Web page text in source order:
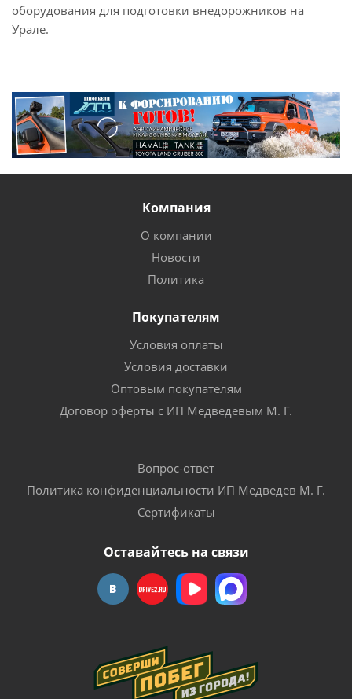
оборудования для подготовки внедорожников на
Урале.
Компания
О компании
Новости
Политика
Покупателям
Условия оплаты
Условия доставки
Оптовым покупателям
Договор оферты с ИП Медведевым М. Г.
Вопрос-ответ
Политика конфиденциальности ИП Медведев М. Г.
Сертификаты
Оставайтесь на связи